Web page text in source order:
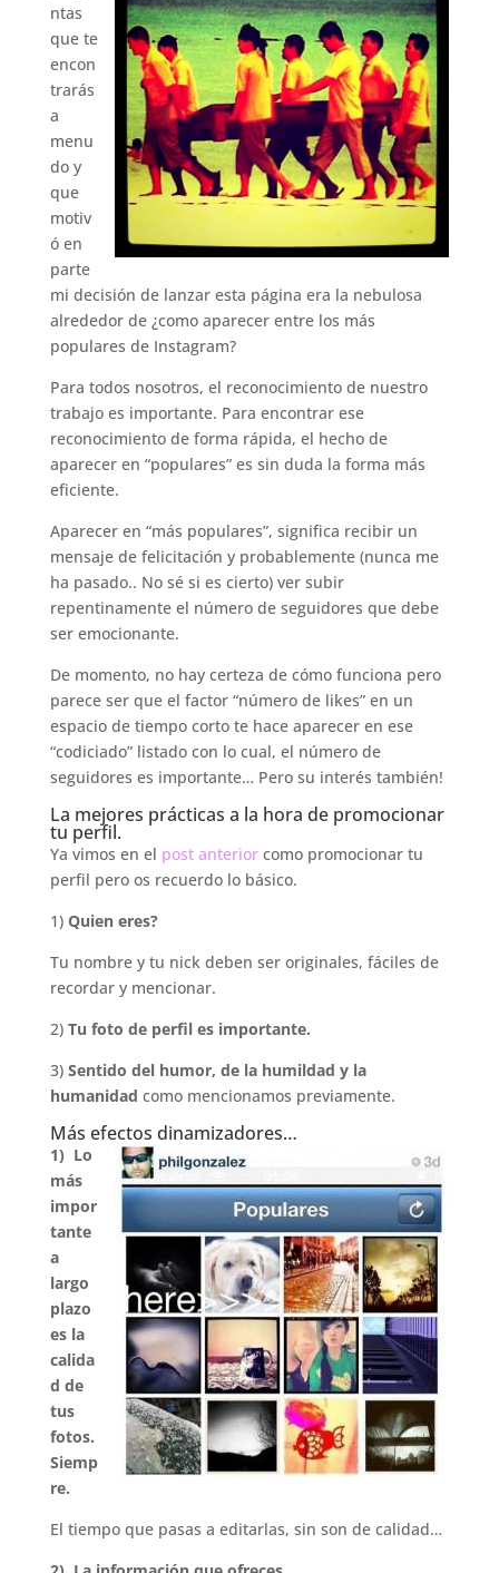
ntas
que te
encon
trarás
a
menu
do y
que
motiv
ó en
parte
mi decisión de lanzar esta página era la nebulosa
alrededor de ¿como aparecer entre los más
populares de Instagram?
Para todos nosotros, el reconocimiento de nuestro
trabajo es importante. Para encontrar ese
reconocimiento de forma rápida, el hecho de
aparecer en “populares” es sin duda la forma más
eficiente.
Aparecer en “más populares”, significa recibir un
mensaje de felicitación y probablemente (nunca me
ha pasado.. No sé si es cierto) ver subir
repentinamente el número de seguidores que debe
ser emocionante.
De momento, no hay certeza de cómo funciona pero
parece ser que el factor “número de likes” en un
espacio de tiempo corto te hace aparecer en ese
“codiciado” listado con lo cual, el número de
seguidores es importante… Pero su interés también!
La mejores prácticas a la hora de promocionar
tu perfil.
Ya vimos en el post anteriorcomo promocionar tu
perfil pero os recuerdo lo básico.
1) Quien eres?
Tu nombre y tu nick deben ser originales, fáciles de
recordar y mencionar.
2)Tu foto de perfil es importante.
3) Sentido del humor, de la humildad y la
humanidad como mencionamos previamente.
Más efectos dinamizadores…
1) Lo
más
impor
tante
a
largo
plazo
es la
calida
d de
tus
fotos.
Siemp
re.
El tiempo que pasas a editarlas, sin son de calidad…